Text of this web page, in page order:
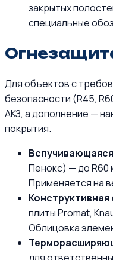
закрытых
специальные
Для объектов с
безопасности (R45,
АКЗ, а дополнение —
покрытия.
Пенокс) — до R60
Применяется на
плиты Promat,
Облицовка